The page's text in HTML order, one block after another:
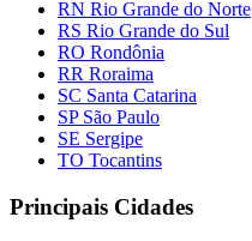
RN Rio Grande do Norte
RS Rio Grande do Sul
RO Rondônia
RR Roraima
SC Santa Catarina
SP São Paulo
SE Sergipe
TO Tocantins
Principais Cidades